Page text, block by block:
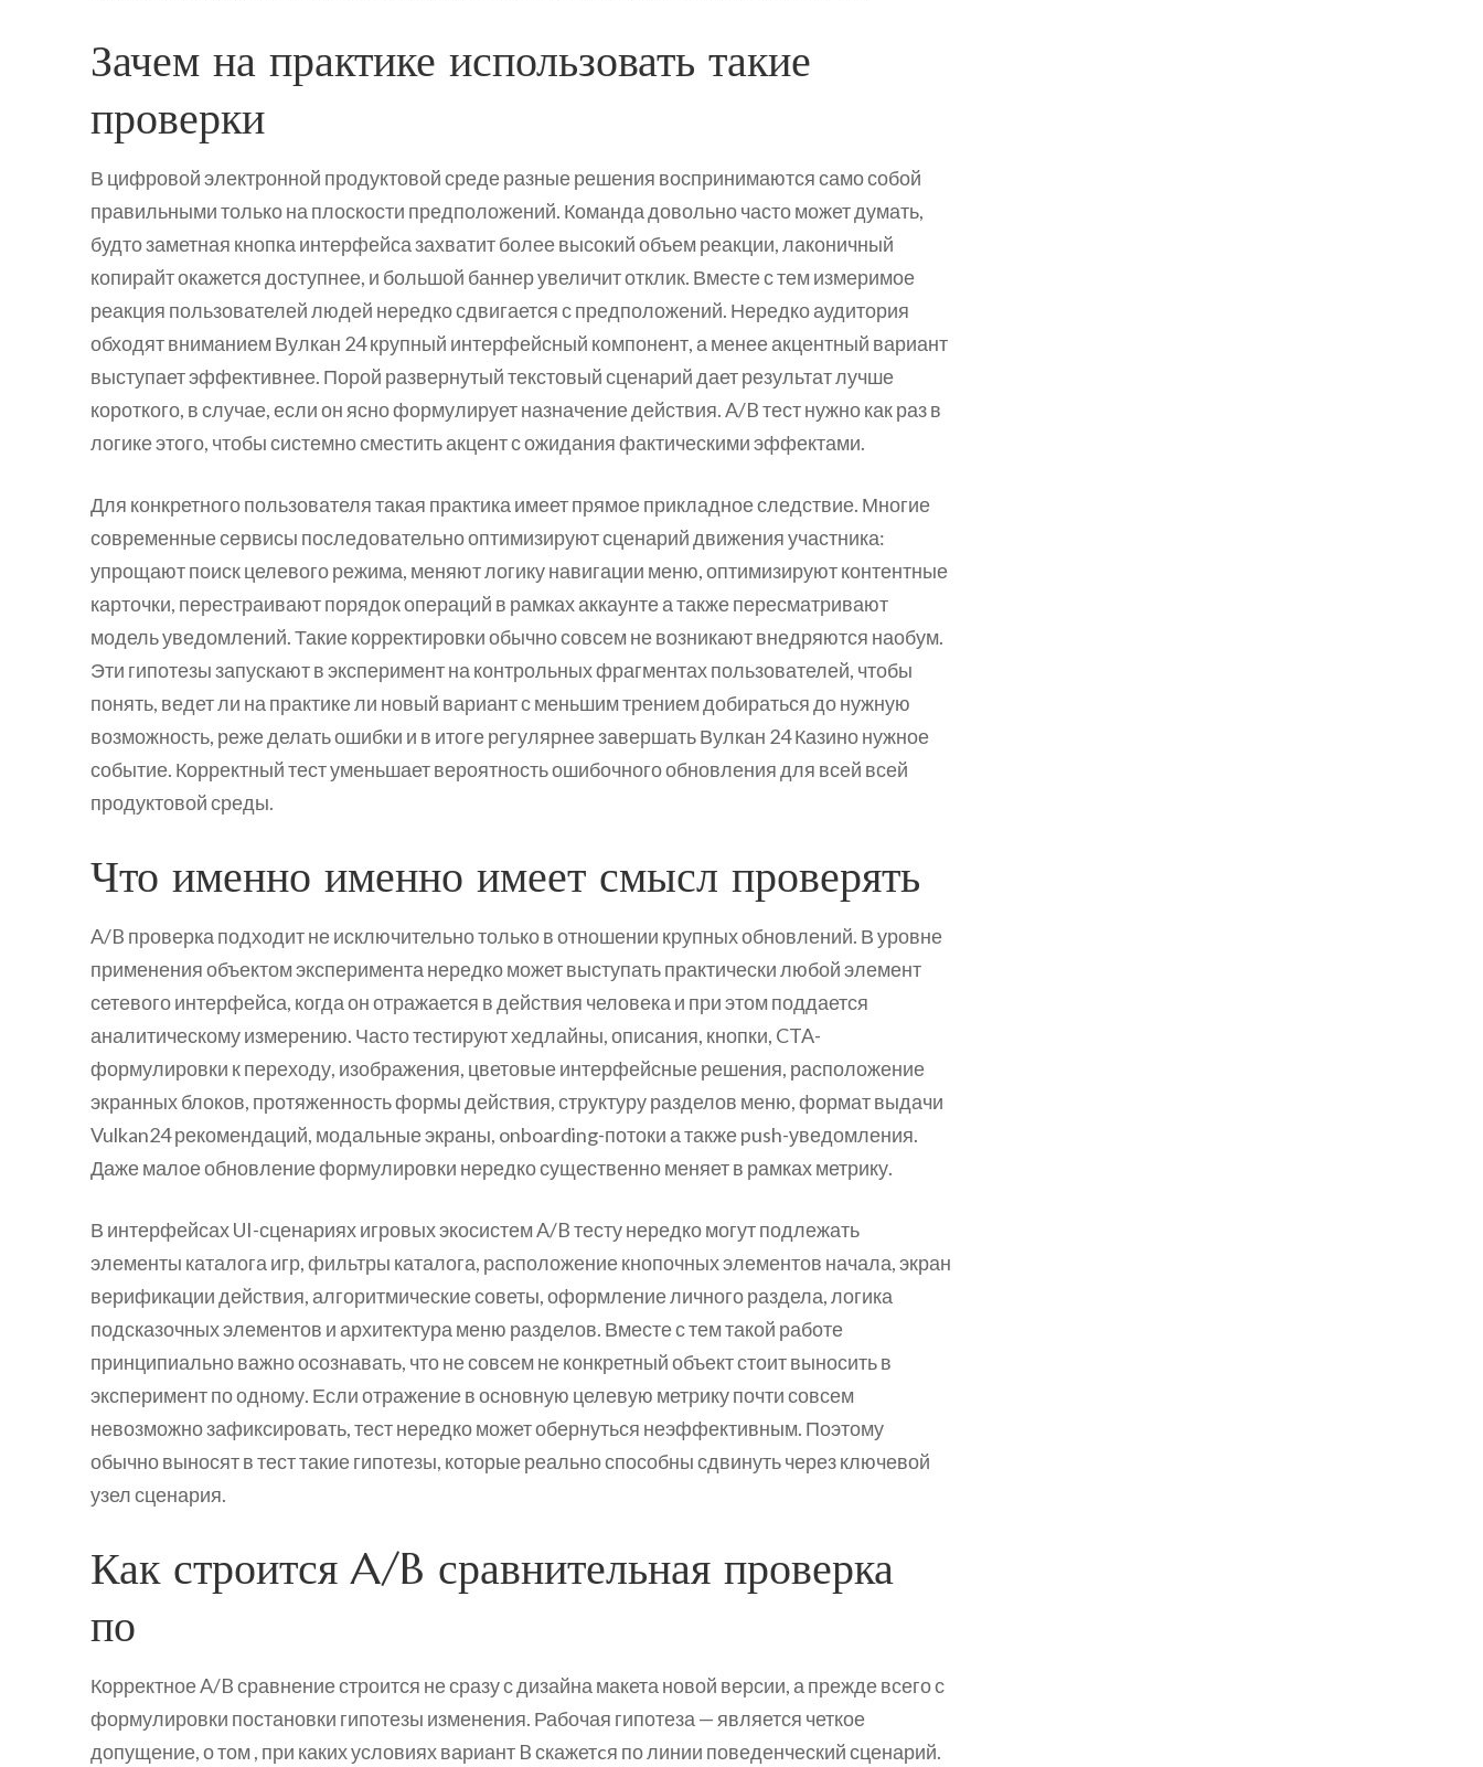
Зачем на практике использовать такие
проверки
В цифровой электронной продуктовой среде разные решения воспринимаются само собой
правильными только на плоскости предположений. Команда довольно часто может думать,
будто заметная кнопка интерфейса захватит более высокий объем реакции, лаконичный
копирайт окажется доступнее, и большой баннер увеличит отклик. Вместе с тем измеримое
реакция пользователей людей нередко сдвигается с предположений. Нередко аудитория
обходят вниманием Вулкан 24 крупный интерфейсный компонент, а менее акцентный вариант
выступает эффективнее. Порой развернутый текстовый сценарий дает результат лучше
короткого, в случае, если он ясно формулирует назначение действия. A/B тест нужно как раз в
логике этого, чтобы системно сместить акцент с ожидания фактическими эффектами.
Для конкретного пользователя такая практика имеет прямое прикладное следствие. Многие
современные сервисы последовательно оптимизируют сценарий движения участника:
упрощают поиск целевого режима, меняют логику навигации меню, оптимизируют контентные
карточки, перестраивают порядок операций в рамках аккаунте а также пересматривают
модель уведомлений. Такие корректировки обычно совсем не возникают внедряются наобум.
Эти гипотезы запускают в эксперимент на контрольных фрагментах пользователей, чтобы
понять, ведет ли на практике ли новый вариант с меньшим трением добираться до нужную
возможность, реже делать ошибки и в итоге регулярнее завершать Вулкан 24 Казино нужное
событие. Корректный тест уменьшает вероятность ошибочного обновления для всей всей
продуктовой среды.
Что именно именно имеет смысл проверять
A/B проверка подходит не исключительно только в отношении крупных обновлений. В уровне
применения объектом эксперимента нередко может выступать практически любой элемент
сетевого интерфейса, когда он отражается в действия человека и при этом поддается
аналитическому измерению. Часто тестируют хедлайны, описания, кнопки, CTA-
формулировки к переходу, изображения, цветовые интерфейсные решения, расположение
экранных блоков, протяженность формы действия, структуру разделов меню, формат выдачи
Vulkan24 рекомендаций, модальные экраны, onboarding-потоки а также push-уведомления.
Даже малое обновление формулировки нередко существенно меняет в рамках метрику.
В интерфейсах UI-сценариях игровых экосистем A/B тесту нередко могут подлежать
элементы каталога игр, фильтры каталога, расположение кнопочных элементов начала, экран
верификации действия, алгоритмические советы, оформление личного раздела, логика
подсказочных элементов и архитектура меню разделов. Вместе с тем такой работе
принципиально важно осознавать, что не совсем не конкретный объект стоит выносить в
эксперимент по одному. Если отражение в основную целевую метрику почти совсем
невозможно зафиксировать, тест нередко может обернуться неэффективным. Поэтому
обычно выносят в тест такие гипотезы, которые реально способны сдвинуть через ключевой
узел сценария.
Как строится A/B сравнительная проверка
по
Корректное A/B сравнение строится не сразу с дизайна макета новой версии, а прежде всего с
формулировки постановки гипотезы изменения. Рабочая гипотеза — является четкое
допущение, о том , при каких условиях вариант B скажетcя по линии поведенческий сценарий.